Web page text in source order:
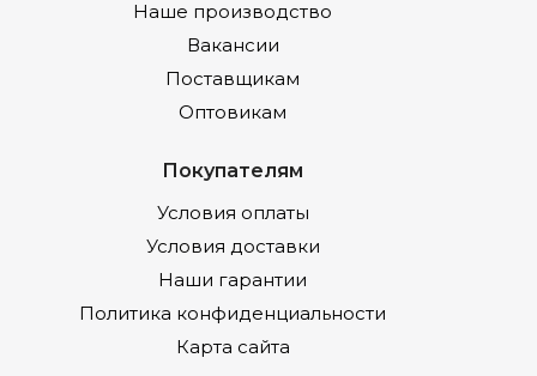
Наше производство
Вакансии
Поставщикам
Оптовикам
Покупателям
Условия оплаты
Условия доставки
Наши гарантии
Политика конфиденциальности
Карта сайта